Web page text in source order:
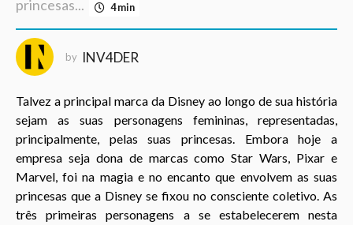
a
g
o
3
n
o
s
a
g
o
princesas...
4 min
by INV4DER
Talvez a principal marca da Disney ao longo de sua história
sejam as suas personagens femininas, representadas,
principalmente, pelas suas princesas. Embora hoje a
empresa seja dona de marcas como Star Wars, Pixar e
Marvel, foi na magia e no encanto que envolvem as suas
princesas que a Disney se fixou no consciente coletivo. As
três primeiras personagens a se estabelecerem nesta